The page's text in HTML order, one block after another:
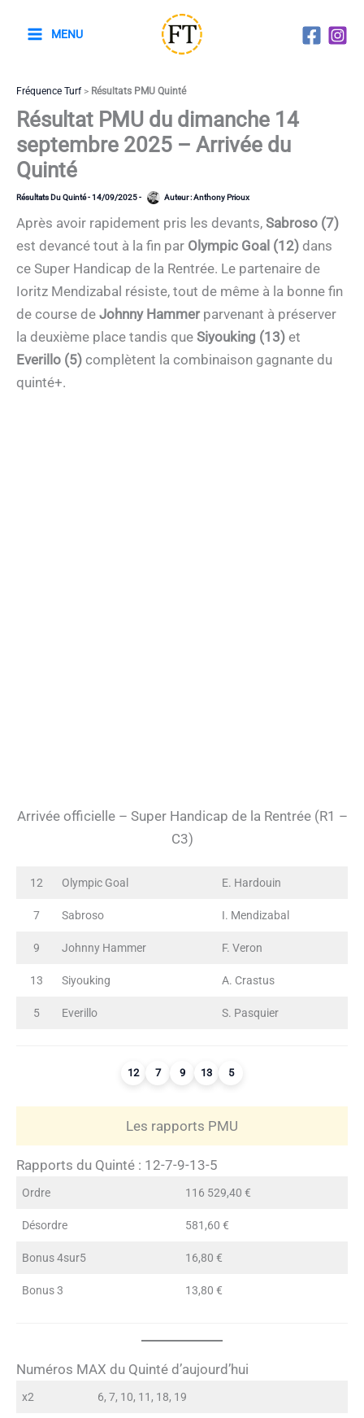
MENU
Fréquence Turf> Résultats PMU Quinté
Résultat PMU du dimanche 14
septembre 2025 – Arrivée du
Quinté
Résultats Du Quinté-14/09/2025- Auteur :Anthony Prioux
Après avoir rapidement pris les devants, Sabroso (7)
est devancé tout à la fin par Olympic Goal (12) dans
ce Super Handicap de la Rentrée. Le partenaire de
Ioritz Mendizabal résiste, tout de même à la bonne fin
de course de Johnny Hammerparvenant à préserver
la deuxième place tandis que Siyouking (13) et
Everillo (5) complètent la combinaison gagnante du
quinté+.
Arrivée officielle – Super Handicap de la Rentrée (R1 –
C3)
12 Olympic Goal E. Hardouin
7 Sabroso I. Mendizabal
9 Johnny Hammer F. Veron
13 Siyouking A. Crastus
5 Everillo S. Pasquier
12 7 9 13 5
Les rapports PMU
Rapports du Quinté : 12-7-9-13-5
Ordre 116 529,40 €
Désordre 581,60 €
Bonus 4sur5 16,80 €
Bonus 3 13,80 €
Numéros MAX du Quinté d’aujourd’hui
x2 6, 7, 10, 11, 18, 19